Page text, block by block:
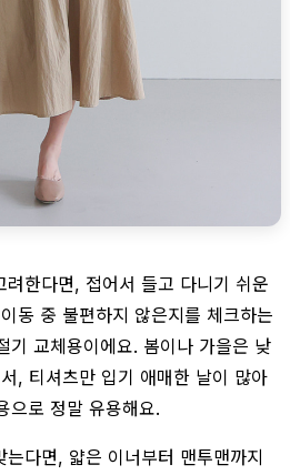
한다면, 접어서 들고 다니기 쉬운
동 중 불편하지 않은지를 체크하는
기 교체용이에요. 봄이나 가을은 낮
, 티셔츠만 입기 애매한 날이 많아
으로 정말 유용해요.
다면, 얇은 이너부터 맨투맨까지